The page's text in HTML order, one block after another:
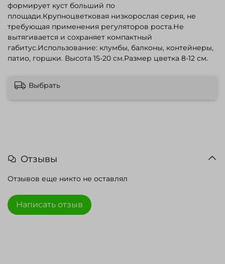
формирует куст больший по
площади.Крупноцветковая низкорослая серия, не
требующая применения регуляторов роста.Не
вытягивается и сохраняет компактный
габитус.Использование: клумбы, балконы, контейнеры,
патио, горшки. Высота 15-20 см.Размер цветка 8-12 см.
Выбрать
Отзывы
Отзывов еще никто не оставлял
Написать отзыв